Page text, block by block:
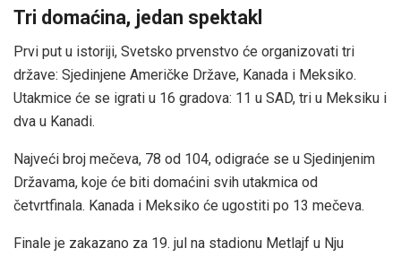
Tri domaćina, jedan spektakl
Prvi put u istoriji, Svetsko prvenstvo će organizovati tri
države: Sjedinjene Američke Države, Kanada i Meksiko.
Utakmice će se igrati u 16 gradova: 11 u SAD, tri u Meksiku i
dva u Kanadi.
Najveći broj mečeva, 78 od 104, odigraće se u Sjedinjenim
Državama, koje će biti domaćini svih utakmica od
četvrtfinala. Kanada i Meksiko će ugostiti po 13 mečeva.
Finale je zakazano za 19. jul na stadionu Metlajf u Nju